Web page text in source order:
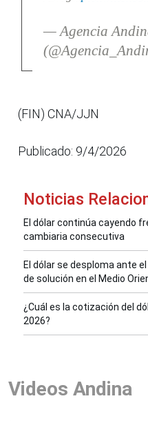
— Agencia
(FIN) CNA/JJN
Publicado: 9/4/2026
Noticias
El dólar continúa cayendo
cambiaria consecutiva
El dólar se desploma ante
de solución en el Medio
¿Cuál es la cotización del
2026?
Videos Andina